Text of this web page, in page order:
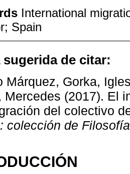
International
Spain
sugerida de citar:
Márquez, Gorka,
Mercedes (2017). El
del colectivo
colección de